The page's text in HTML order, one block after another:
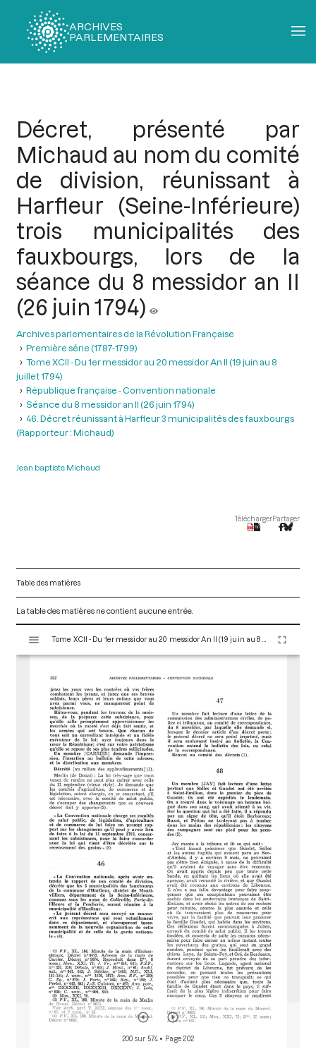
ARCHIVES
PARLEMENTAIRES
Décret, présenté par
Michaud au nom du comité
de division, réunissant à
Harfleur (Seine-Inférieure)
trois municipalités des
fauxbourgs, lors de la
séance du 8 messidor an II
(26 juin 1794)
Archives parlementaires de la Révolution Française
Première série (1787-1799)
Tome XCII - Du 1er messidor au 20 messidor An II (19 juin au 8
juillet 1794)
République française - Convention nationale
Séance du 8 messidor an II (26 juin 1794)
46. Décret réunissant à Harfleur 3 municipalités des fauxbourgs
(Rapporteur : Michaud)
Jean baptiste Michaud
TéléchargerPartager
Table des matières
La table des matières ne contient aucune entrée.
s
200 sur 574 • Page 202